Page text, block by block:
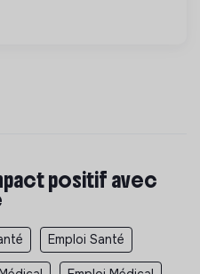
positif avec
Emploi Santé